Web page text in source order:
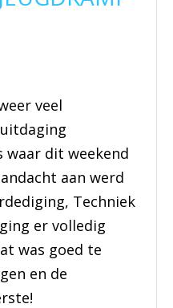
veel
waar dit weekend
aan werd
Techniek
er volledig
was goed te
en de